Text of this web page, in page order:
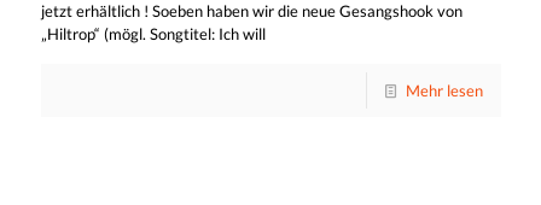
jetzt erhältlich ! Soeben haben wir die neue Gesangshook von
„Hiltrop“ (mögl. Songtitel: Ich will
Mehr lesen